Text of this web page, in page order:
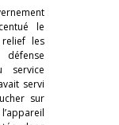
le
les
service
servi
sur